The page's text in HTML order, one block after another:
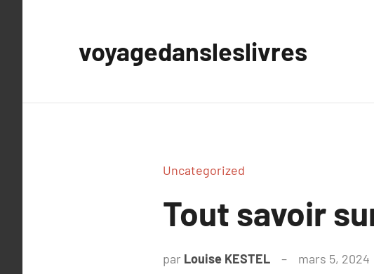
voyagedansleslivres
Uncategorized
Tout savoir
par Louise KESTEL mars 5, 2024